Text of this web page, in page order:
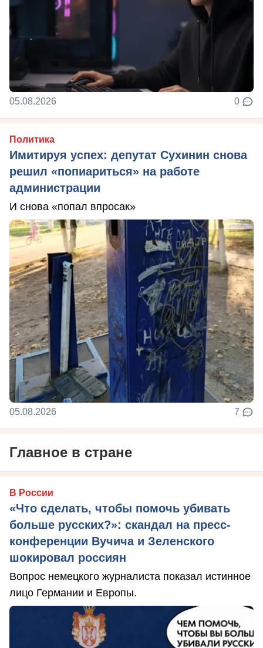
05.08.2026 0
Политика
Имитируя успех: депутат Сухинин снова
решил «попиариться» на работе
администрации
И снова «попал впросак»
05.08.2026 7
Главное в стране
В России
«Что сделать, чтобы помочь убивать
больше русских?»: скандал на пресс-
конференции Вучича и Зеленского
шокировал россиян
Вопрос немецкого журналиста показал истинное
лицо Германии и Европы.